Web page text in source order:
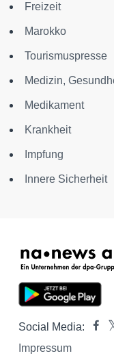
Freizeit
Marokko
Tourismuspresse
Medizin,
Medikament
Krankheit
Impfung
Innere Sicherheit
Social Media:
Impressum